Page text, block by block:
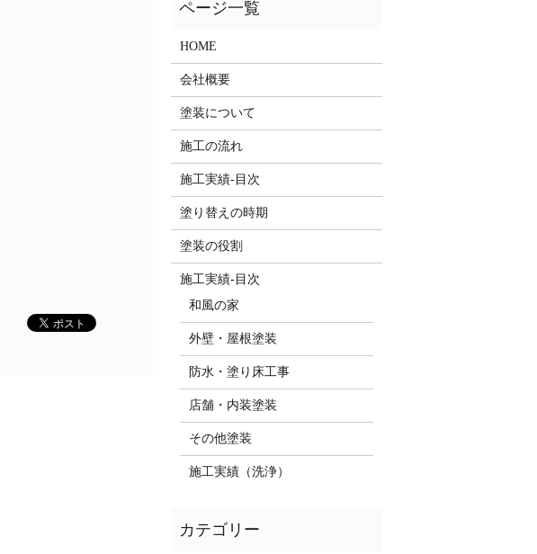
HOME
会社概要
塗装について
施工の流れ
施工実績-目次
塗り替えの時期
塗装の役割
施工実績-目次
和風の家
外壁・屋根塗装
防水・塗り床工事
店舗・内装塗装
その他塗装
施工実績（洗浄）